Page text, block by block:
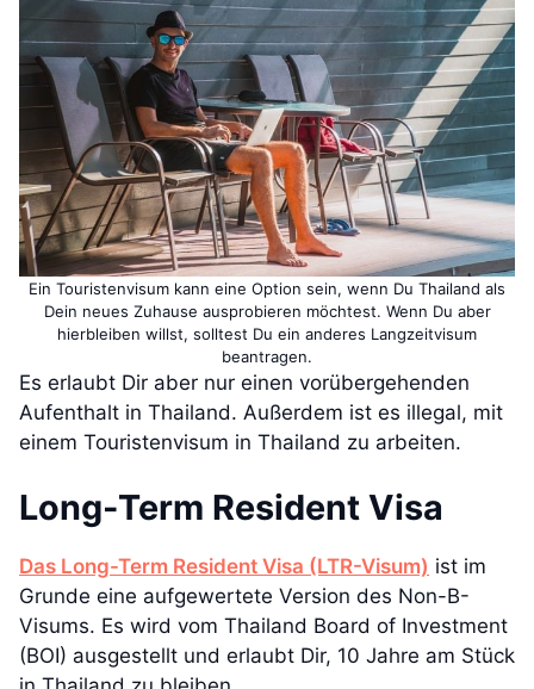
Ein Touristenvisum kann eine Option sein, wenn Du Thailand als
Dein neues Zuhause ausprobieren möchtest. Wenn Du aber
hierbleiben willst, solltest Du ein anderes Langzeitvisum
beantragen.
Es erlaubt Dir aber nur einen vorübergehenden
Aufenthalt in Thailand. Außerdem ist es illegal, mit
einem Touristenvisum in Thailand zu arbeiten.
Long-Term Resident Visa
Das Long-Term Resident Visa (LTR-Visum) ist im
Grunde eine aufgewertete Version des Non-B-
Visums. Es wird vom Thailand Board of Investment
(BOI) ausgestellt und erlaubt Dir, 10 Jahre am Stück